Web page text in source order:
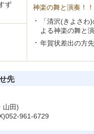
ず
神楽の舞と演奏！！
「清沢(きよさ
よる神楽の舞と
年賀状差出の方
先
田)
961-6729